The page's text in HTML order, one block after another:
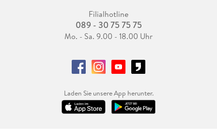
Filialhotline
089 - 30 75 75 75
Mo. - Sa. 9.00 - 18.00 Uhr
Laden Sie unsere App herunter.